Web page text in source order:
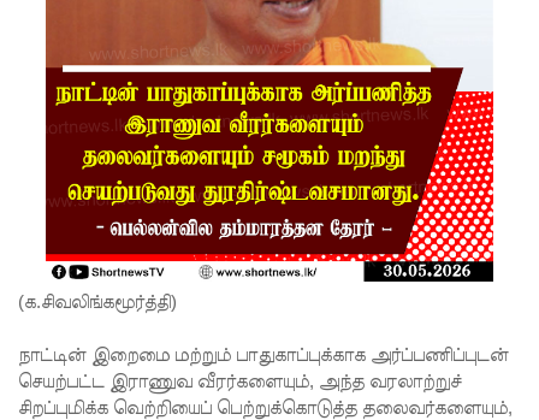
க்கு
விளக்கம
றியல்!
நீதிபதிகளி
ன் ஓய்வு
விவகாரம்
- பிரதி
(க.சிவலிங்கமூர்த்தி)
நாட்டின் இறைமை மற்றும் பாதுகாப்புக்காக அர்ப்பணிப்புடன்
செயற்பட்ட இராணுவ வீரர்களையும், அந்த வரலாற்றுச்
சிறப்புமிக்க வெற்றியைப் பெற்றுக்கொடுத்த தலைவர்களையும்,